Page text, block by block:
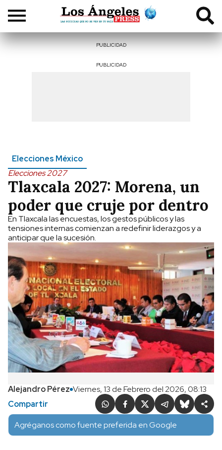
PUBLICIDAD
PUBLICIDAD
Elecciones México
Elecciones 2027
Tlaxcala 2027: Morena, un
poder que cruje por dentro
En Tlaxcala las encuestas, los gestos públicos y las
tensiones internas comienzan a redefinir liderazgos y a
anticipar que la sucesión.
Alejandro Pérez Viernes, 13 de Febrero del 2026, 08:13
Compartir
Agréganos como fuente preferida en Google